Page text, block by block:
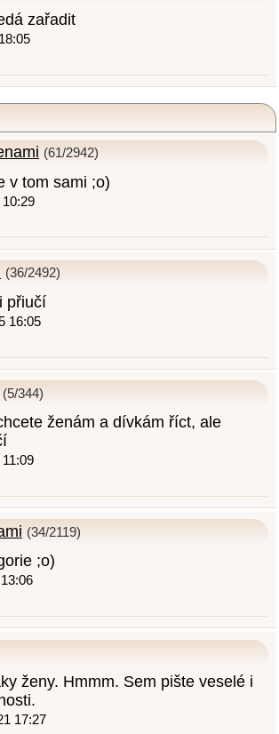
zařadit
(61/2942)
v tom sami ;o)
(36/2492)
přiučí
16:05
(5/344)
ženám a dívkám říct, ale
(34/2119)
;o)
ženy. Hmmm. Sem pište veselé i
17:27